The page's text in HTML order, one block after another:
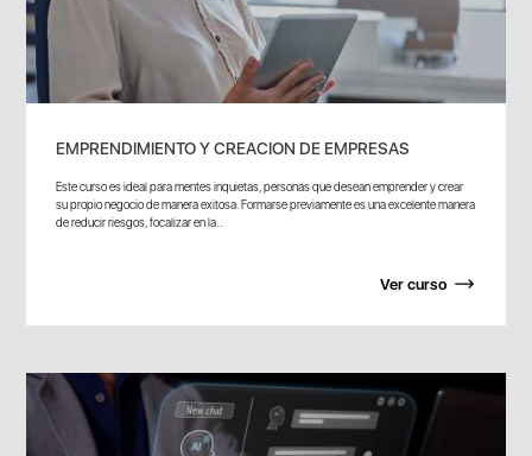
EMPRENDIMIENTO Y CREACION DE EMPRESAS
Este curso es ideal para mentes inquietas, personas que desean emprender y crear
su propio negocio de manera exitosa. Formarse previamente es una excelente manera
de reducir riesgos, focalizar en la...
Ver curso